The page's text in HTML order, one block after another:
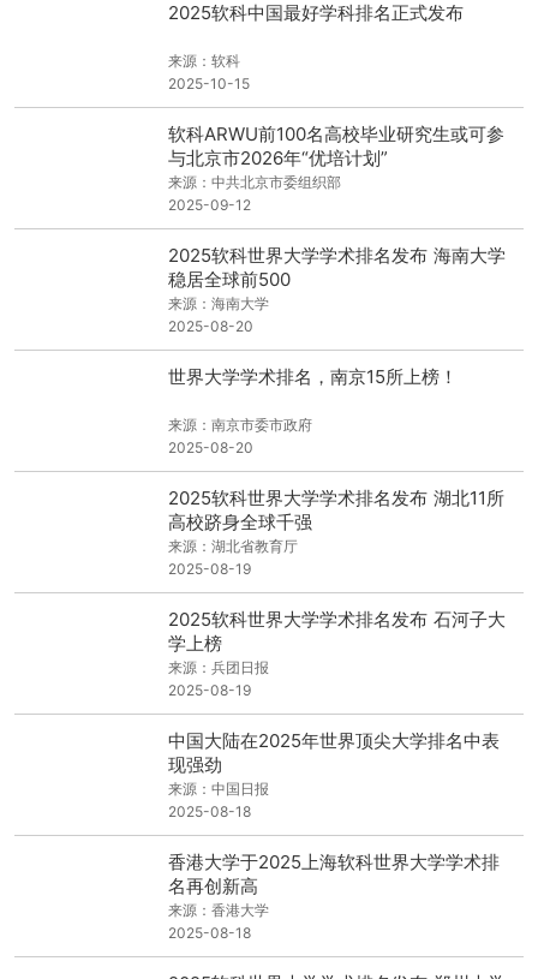
2025软科中国最好学科排名正式发布
来源：软科
2025-10-15
软科ARWU前100名高校毕业研究生或可参
与北京市2026年“优培计划”
来源：中共北京市委组织部
2025-09-12
2025软科世界大学学术排名发布 海南大学
稳居全球前500
来源：海南大学
2025-08-20
世界大学学术排名，南京15所上榜！
来源：南京市委市政府
2025-08-20
2025软科世界大学学术排名发布 湖北11所
高校跻身全球千强
来源：湖北省教育厅
2025-08-19
2025软科世界大学学术排名发布 石河子大
学上榜
来源：兵团日报
2025-08-19
中国大陆在2025年世界顶尖大学排名中表
现强劲
来源：中国日报
2025-08-18
香港大学于2025上海软科世界大学学术排
名再创新高
来源：香港大学
2025-08-18